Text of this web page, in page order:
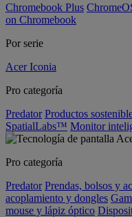
Chromebook Plus
on Chromebook
Por serie
Acer Iconia
Pro categoría
Predator Productos
SpatialLabs™ Monitor
Pro categoría
Predator Prendas, bolsos y
acoplamiento y dongles
mouse y lápiz óptico